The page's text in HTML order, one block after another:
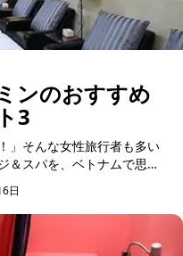
ンのおすすめ
3
」そんな女性旅行者も多い
＆スパを、ベトナムで思う
ッサージ店を参考にしてみ
日